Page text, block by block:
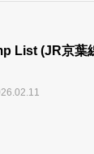
List (JR京葉